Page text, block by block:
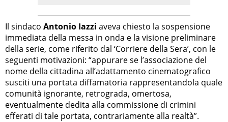
Il sindaco Antonio Iazzi aveva chiesto la sospensione
immediata della messa in onda e la visione preliminare
della serie, come riferito dal ‘Corriere della Sera’, con le
seguenti motivazioni: “appurare se l’associazione del
nome della cittadina all’adattamento cinematografico
susciti una portata diffamatoria rappresentandola quale
comunità ignorante, retrograda, omertosa,
eventualmente dedita alla commissione di crimini
efferati di tale portata, contrariamente alla realtà”.